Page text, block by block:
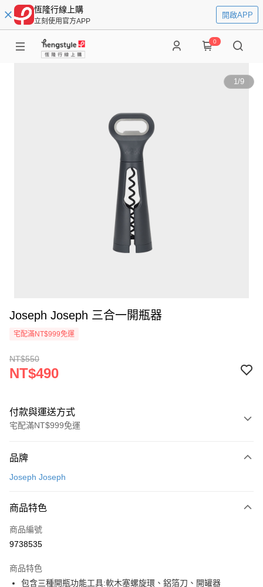
恆隆行線上購
立刻使用官方APP
開啟APP
0
1/9
Joseph Joseph 三合一開瓶器
宅配滿NT$999免運
NT$550
NT$490
付款與運送方式
宅配滿NT$999免運
信用卡一次付款
3 期 0 利率 每期
合作金庫商業銀行
上海商業儲蓄銀行
臺灣中小企業銀行
合作金庫商業銀行
上海商業儲蓄銀行
國泰世華商業銀行
兆豐國際商業銀行
即享券
LINE Pay
品牌
Joseph Joseph
商品特色
商品編號
9738535
商品特色
包含三種開瓶功能工具:軟木塞螺旋環、鋁箔刀、開罐器